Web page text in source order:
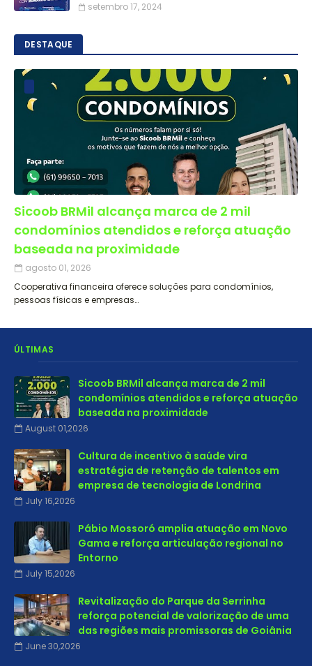
setembro 17, 2024
DESTAQUE
Sicoob BRMil alcança marca de 2 mil
condomínios atendidos e reforça atuação
baseada na proximidade
agosto 01, 2026
Cooperativa financeira oferece soluções para condomínios,
pessoas físicas e empresas…
ÚLTIMAS
Sicoob BRMil alcança marca de 2 mil
condomínios atendidos e reforça atuação
baseada na proximidade
August 01,2026
Cultura de incentivo à saúde vira
estratégia de retenção de talentos em
empresa de tecnologia de Londrina
July 16,2026
Pábio Mossoró amplia atuação em Novo
Gama e reforça articulação regional no
Entorno
July 15,2026
Revitalização do Parque da Serrinha
reforça potencial de valorização de uma
das regiões mais promissoras de Goiânia
June 30,2026